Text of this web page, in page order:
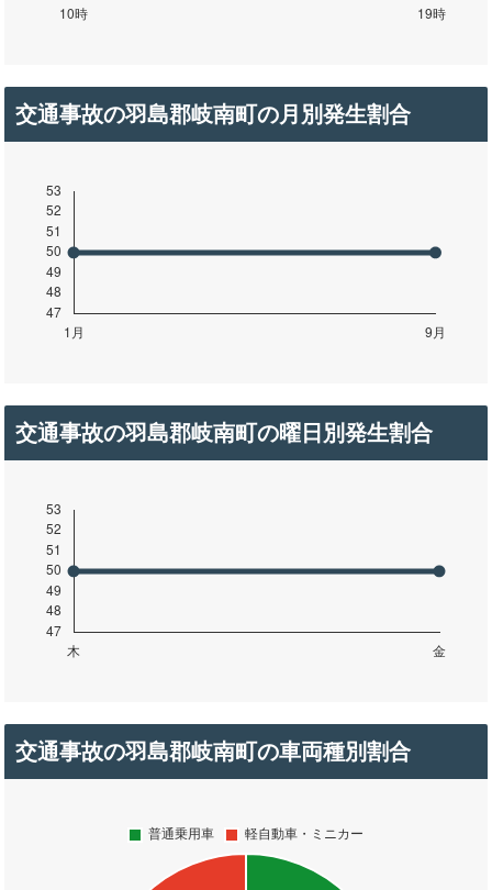
交通事故の羽島郡岐南町の月別発生割合
交通事故の羽島郡岐南町の曜日別発生割合
交通事故の羽島郡岐南町の車両種別割合